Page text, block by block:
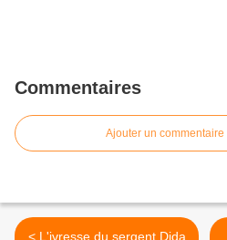
Commentaires
Ajouter un commentaire
< L'ivresse du sergent Dida